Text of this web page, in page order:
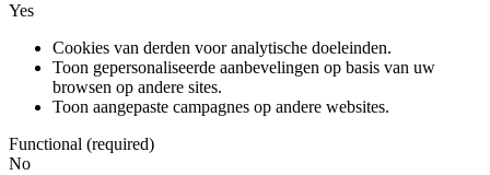
Yes
Cookies van derden voor analytische doeleinden.
Toon gepersonaliseerde aanbevelingen op basis van uw
browsen op andere sites.
Toon aangepaste campagnes op andere websites.
Functional (required)
No